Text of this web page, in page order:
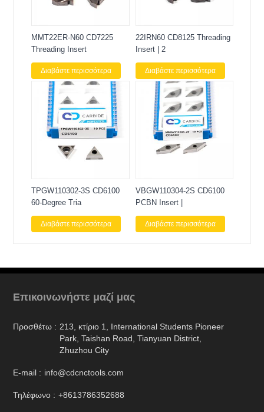
MMT22ER-N60 CD7225
Threading Insert
Διαβάστε περισσότερα
22IRN60 CD8125 Threading
Insert | 2
Διαβάστε περισσότερα
TPGW110302-3S CD6100
60-Degree Tria
Διαβάστε περισσότερα
VBGW110304-2S CD6100
PCBN Insert |
Διαβάστε περισσότερα
Επικοινωνήστε μαζί μας
Προσθέτω : 213, κτίριο 1, International Students Pioneer
Park, Taishan Road, Tianyuan District,
Zhuzhou City
E-mail : info@cdcnctools.com
Τηλέφωνο : +8613786352688